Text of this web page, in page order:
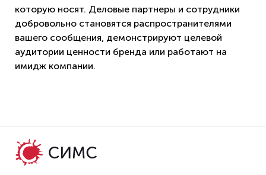
которую носят. Деловые партнеры и сотрудники
добровольно становятся распространителями
вашего сообщения, демонстрируют целевой
аудитории ценности бренда или работают на
имидж компании.